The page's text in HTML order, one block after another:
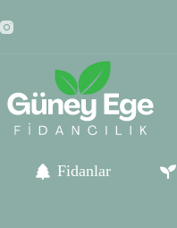
to
content
Fidanlar